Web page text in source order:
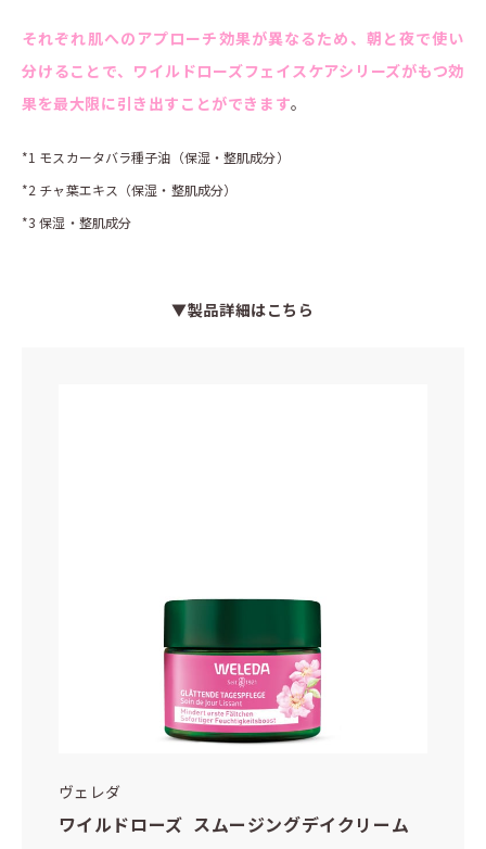
それぞれ肌へのアプローチ効果が異なるため、朝と夜で使い
分けることで、ワイルドローズフェイスケアシリーズがもつ効
果を最大限に引き出すことができます。
*1 モスカータバラ種子油（保湿・整肌成分）
*2 チャ葉エキス（保湿・整肌成分）
*3 保湿・整肌成分
▼製品詳細はこちら
ヴェレダ
ワイルドローズ スムージングデイクリーム